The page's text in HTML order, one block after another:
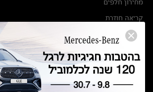
קריאה חוזרת
הודעה על הטבות לרכבי מרצדס בהסדר פשרה בתצ 56447-02-19
תקנון ימי מכירות 120 לכלמוביל